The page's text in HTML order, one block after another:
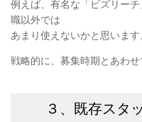
例えば、有名な「ビズリー
職以外では
あまり使えないかと思います
戦略的に、募集時期とあわせ
３、既存スタ